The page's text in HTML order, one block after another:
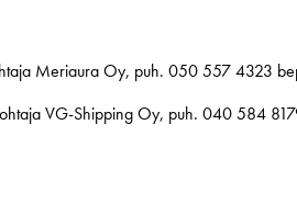
Meriaura Oy, puh. 050 557 4323
VG-Shipping Oy, puh. 040 584